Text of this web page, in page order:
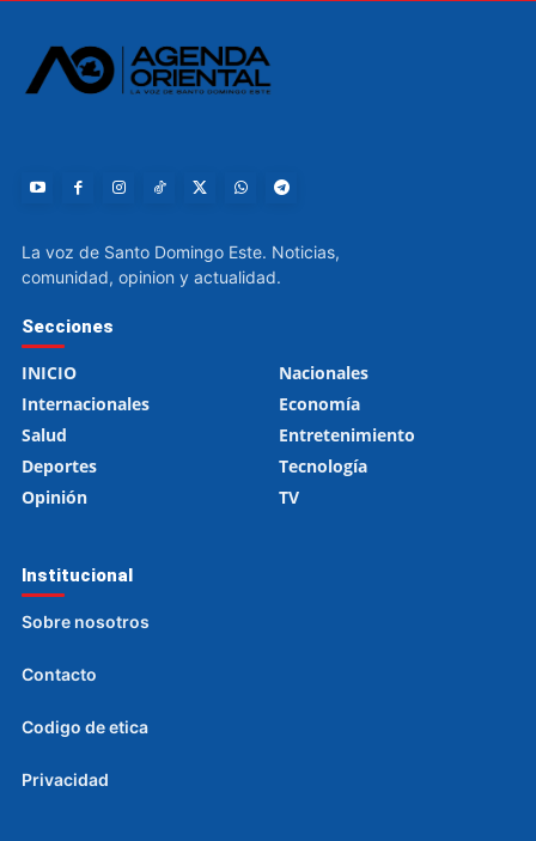
La voz de Santo Domingo Este. Noticias,
comunidad, opinion y actualidad.
Secciones
INICIO
Nacionales
Internacionales
Economía
Salud
Entretenimiento
Deportes
Tecnología
Opinión
TV
Institucional
Sobre nosotros
Contacto
Codigo de etica
Privacidad